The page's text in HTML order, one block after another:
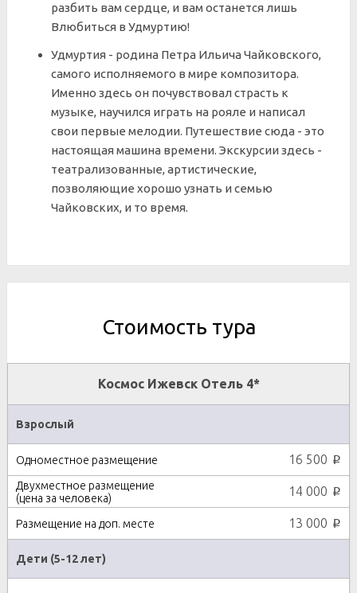
разбить вам сердце, и вам останется лишь
Влюбиться в Удмуртию!
Удмуртия - родина Петра Ильича Чайковского,
самого исполняемого в мире композитора.
Именно здесь он почувствовал страсть к
музыке, научился играть на рояле и написал
свои первые мелодии. Путешествие сюда - это
настоящая машина времени. Экскурсии здесь -
театрализованные, артистические,
позволяющие хорошо узнать и семью
Чайковских, и то время.
Стоимость тура
Космос Ижевск Отель 4*
Взрослый
16 500 p
14 000 p
13 000 p
Дети (5-12 лет)